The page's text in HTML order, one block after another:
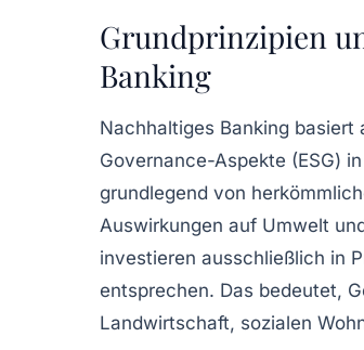
Grundprinzipien
Banking
Nachhaltiges Banking
Governance-Aspekte (ESG)
grundlegend von
Auswirkungen auf Umwelt
investieren ausschließlich in
entsprechen. Das bedeutet,
Landwirtschaft, sozialen